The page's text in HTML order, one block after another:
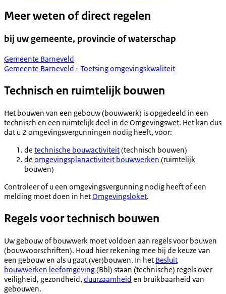
Meer weten of direct regelen
bij uw gemeente, provincie of waterschap
Gemeente Barneveld
Gemeente Barneveld - Toetsing omgevingskwaliteit
Technisch en ruimtelijk bouwen
Het bouwen van een gebouw (bouwwerk) is opgedeeld in een
technisch en een ruimtelijk deel in de Omgevingswet. Het kan dus
dat u 2 omgevingsvergunningen nodig heeft, voor:
de technische bouwactiviteit(technisch bouwen)
de omgevingsplanactiviteit bouwwerken (ruimtelijk
bouwen)
Controleer of u een omgevingsvergunning nodig heeft of een
melding moet doen in hetOmgevingsloket.
Regels voor technisch bouwen
Uw gebouw of bouwwerk moet voldoen aan regels voor bouwen
(bouwvoorschriften). Houd hier rekening mee bij de keuze van
een gebouw en als u gaat (ver)bouwen. In het Besluit
bouwwerken leefomgeving(Bbl) staan (technische) regels over
veiligheid, gezondheid, duurzaamheid en bruikbaarheid van
gebouwen.